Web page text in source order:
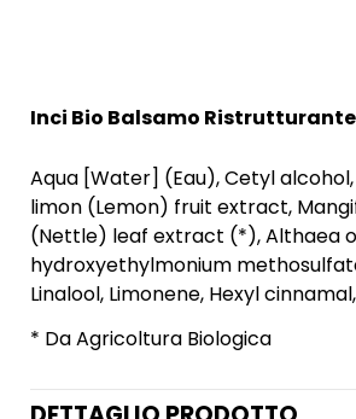
Inci Bio Balsamo
Aqua [Water] (Eau), Cetyl
limon (Lemon) fruit extract,
(Nettle) leaf extract (*), Althaea
hydroxyethylmonium
Linalool, Limonene, Hexyl
* Da Agricoltura Biologica